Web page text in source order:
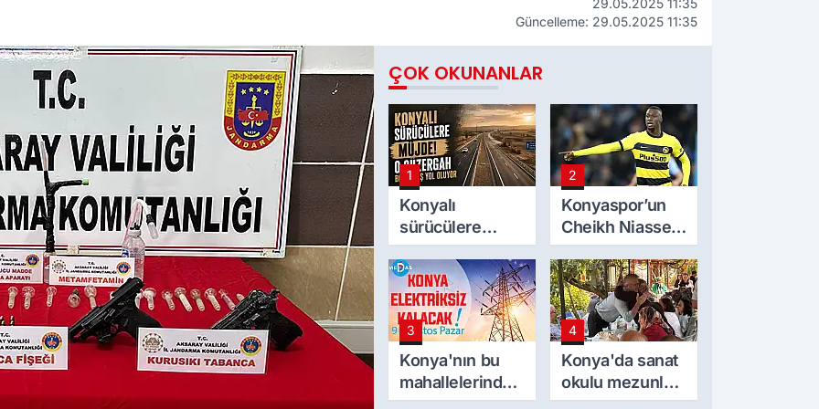
29.05.2025 11:35
Güncelleme: 29.05.2025 11:35
ÇOK OKUNANLAR
1
Konyalı
sürücülere
müjde! O
güzergah
bölünmüş yol
oluyor
2
Konyaspor’un
Cheikh Niasse
ilgisi
3
Konya'nın bu
mahallelerinde
elektrik
4
Konya'da sanat
okulu mezunları
yarım asır sonra